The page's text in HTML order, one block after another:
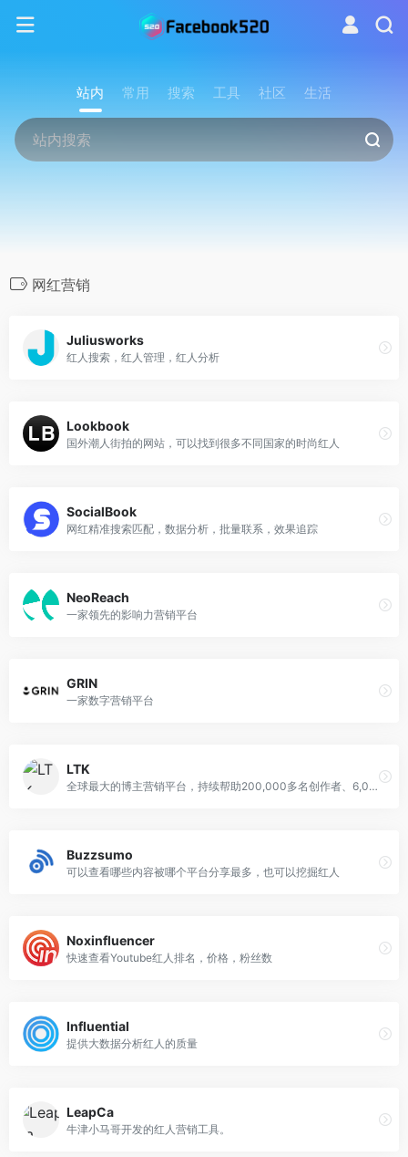
站内 常用 搜索 工具 社区 生活
网红营销
Juliusworks
红人搜索，红人管理，红人分析
Lookbook
国外潮人街拍的网站，可以找到很多不同国家的时尚红人
SocialBook
网红精准搜索匹配，数据分析，批量联系，效果追踪
NeoReach
一家领先的影响力营销平台
GRIN
一家数字营销平台
LTK
全球最大的博主营销平台，持续帮助200,000多名创作者、6,000个全球品牌和数百万购物者激发每日灵感。
Buzzsumo
可以查看哪些内容被哪个平台分享最多，也可以挖掘红人
Noxinfluencer
快速查看Youtube红人排名，价格，粉丝数
Influential
提供大数据分析红人的质量
LeapCa
牛津小马哥开发的红人营销工具。